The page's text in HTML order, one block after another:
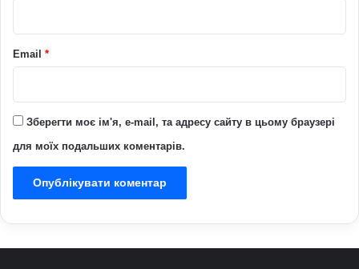
Email *
Зберегти моє ім'я, e-mail, та адресу сайту в цьому браузері
для моїх подальших коментарів.